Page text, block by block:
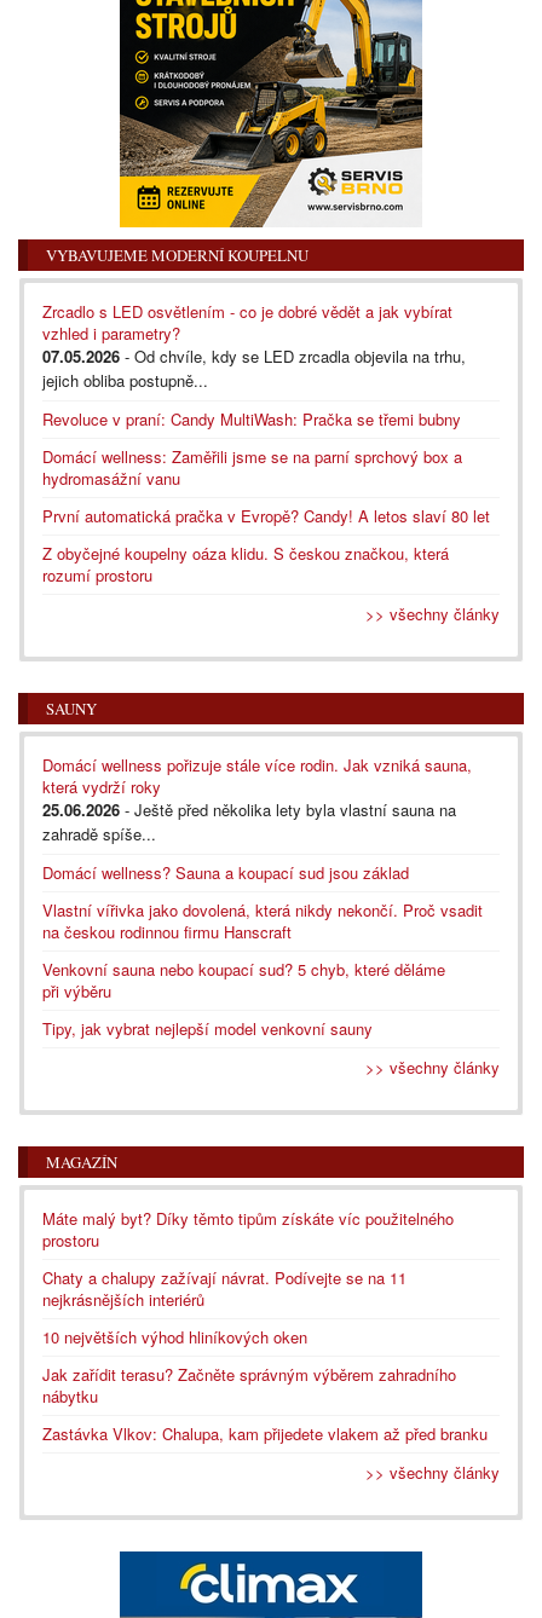
VYBAVUJEME MODERNÍ KOUPELNU
Zrcadlo s LED osvětlením - co je dobré vědět a jak vybírat
vzhled i parametry?
07.05.2026 - Od chvíle, kdy se LED zrcadla objevila na trhu,
jejich obliba postupně...
Revoluce v praní: Candy MultiWash: Pračka se třemi bubny
Domácí wellness: Zaměřili jsme se na parní sprchový box a
hydromasážní vanu
První automatická pračka v Evropě? Candy! A letos slaví 80 let
Z obyčejné koupelny oáza klidu. S českou značkou, která
rozumí prostoru
>> všechny články
SAUNY
Domácí wellness pořizuje stále více rodin. Jak vzniká sauna,
která vydrží roky
25.06.2026 - Ještě před několika lety byla vlastní sauna na
zahradě spíše...
Domácí wellness? Sauna a koupací sud jsou základ
Vlastní vířivka jako dovolená, která nikdy nekončí. Proč vsadit
na českou rodinnou firmu Hanscraft
Venkovní sauna nebo koupací sud? 5 chyb, které děláme
při výběru
Tipy, jak vybrat nejlepší model venkovní sauny
>> všechny články
MAGAZÍN
Máte malý byt? Díky těmto tipům získáte víc použitelného
prostoru
Chaty a chalupy zažívají návrat. Podívejte se na 11
nejkrásnějších interiérů
10 největších výhod hliníkových oken
Jak zařídit terasu? Začněte správným výběrem zahradního
nábytku
Zastávka Vlkov: Chalupa, kam přijedete vlakem až před branku
>> všechny články